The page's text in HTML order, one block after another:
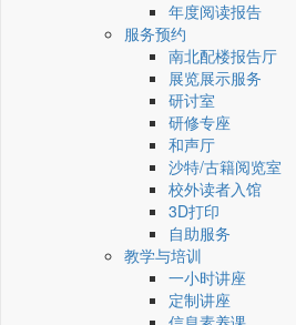
年度阅读报告
服务预约
南北配楼报告厅
展览展示服务
研讨室
研修专座
和声厅
沙特/古籍阅览室
校外读者入馆
3D打印
自助服务
教学与培训
一小时讲座
定制讲座